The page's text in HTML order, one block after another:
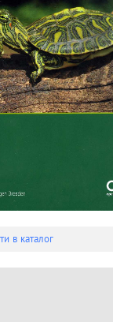
в каталог